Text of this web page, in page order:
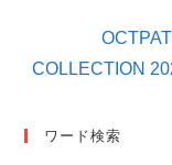
む
COLLECTION
ワード検索